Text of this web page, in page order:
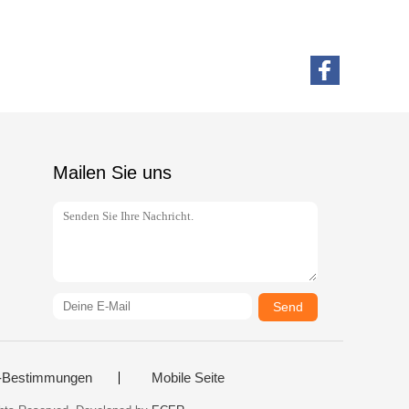
Mailen Sie uns
Send
Mobile Seite